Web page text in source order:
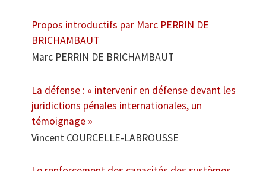
Propos introductifs par Marc PERRIN DE
BRICHAMBAUT
Marc PERRIN DE BRICHAMBAUT
La défense : « intervenir en défense devant les
juridictions pénales internationales, un
témoignage »
Vincent COURCELLE-LABROUSSE